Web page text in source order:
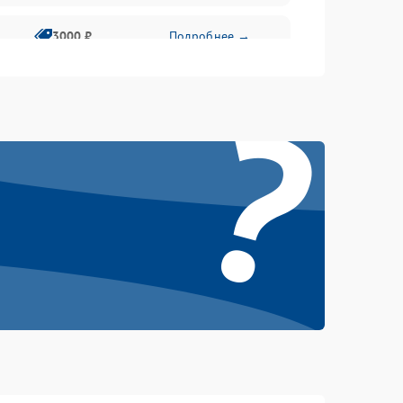
3000 ₽ Подробнее →
1000 ₽
Подробнее →
Подробнее →
?